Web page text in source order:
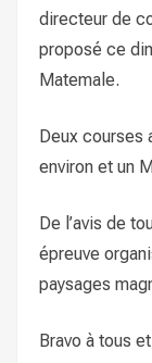
directeur de
proposé ce
Matemale.
Deux courses
environ et un
De l’avis de
épreuve
paysages
Bravo à tous